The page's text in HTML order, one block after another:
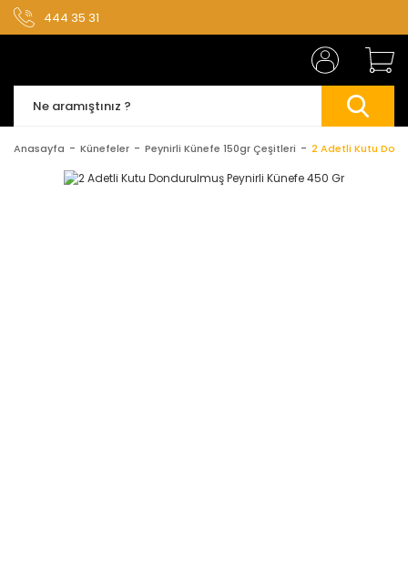
444 35 31
Anasayfa Künefeler Peynirli Künefe 150gr Çeşitleri 2 Adetli Kutu